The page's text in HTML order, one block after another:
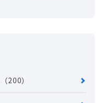
（200）